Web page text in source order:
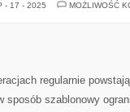
- 17 - 2025
MOŻLIWOŚĆ
regularnie
sposób szablonowy